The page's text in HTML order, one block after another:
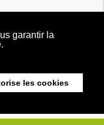
garantir la
les cookies